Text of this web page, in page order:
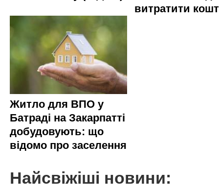
витратити
Житло для ВПО у
Батраді на Закарпатті
добудовують: що
відомо про заселення
Найсвіжіші новини: